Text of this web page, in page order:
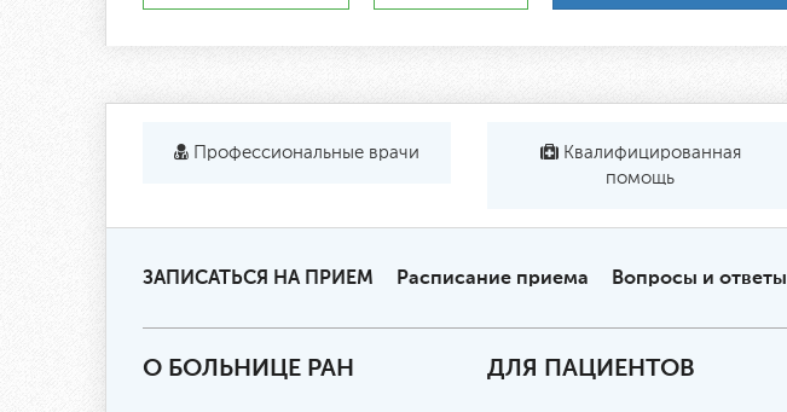
Профессиональные врачи
Квалифицированная
помощь
ЗАПИСАТЬСЯ НА ПРИЕМ Расписание приема Вопросы и ответы
О БОЛЬНИЦЕ РАН ДЛЯ ПАЦИЕНТОВ